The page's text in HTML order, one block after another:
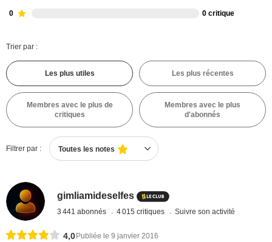
0 0 critique
Trier par :
Les plus utiles Les plus récentes
Membres avec le plus de
critiques
Membres avec le plus
d'abonnés
Filtrer par : Toutes les notes
gimliamideselfes
3 441 abonnés 4 015 critiques Suivre son activité
4,0 Publiée le 9 janvier 2016